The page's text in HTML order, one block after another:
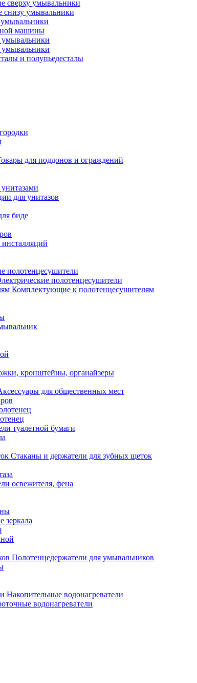
сверху умывальники
снизу умывальники
машины
и полупьедесталы
для поддонов и ограждений
для унитазов
биде
полотенцесушители
полотенцесушители
Комплектующие к полотенцесушителям
кронштейны, органайзеры
для общественных мест
туалетной бумаги
Стаканы и держатели для зубных щеток
освежителя, фена
зеркала
Полотенцедержатели для умывальников
Накопительные водонагреватели
водонагреватели